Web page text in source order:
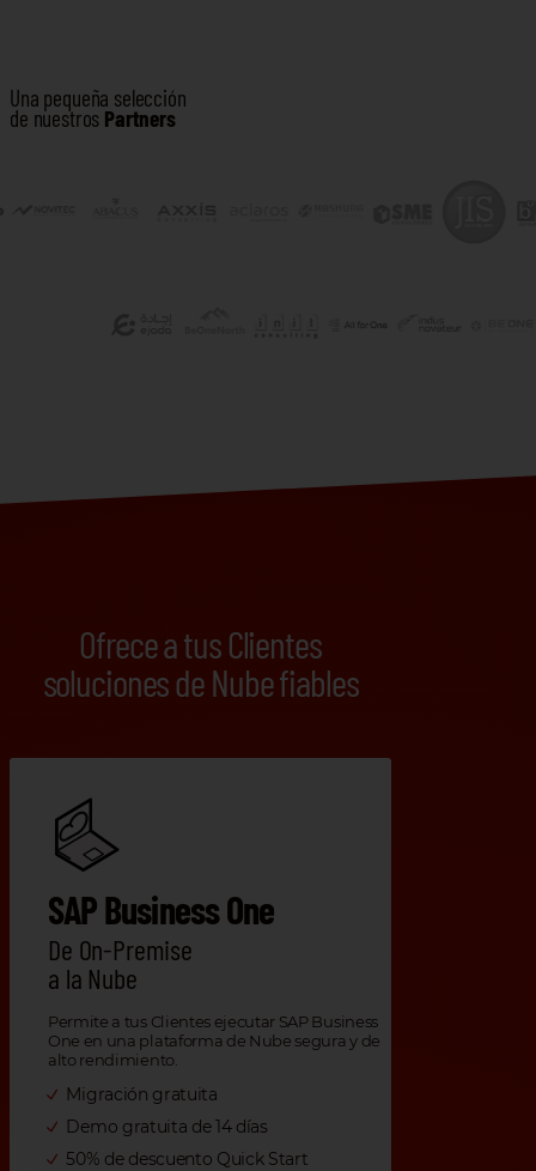
Una pequeña selección
de nuestros Partners
Ofrece a tus Clientes
soluciones de Nube fiables
SAP Business One
De On-Premise
a la Nube
Permite a tus Clientes ejecutar SAP Business
One en una plataforma de Nube segura y de
alto rendimiento.
Migración gratuita
Demo gratuita de 14 días
50% de descuento Quick Start